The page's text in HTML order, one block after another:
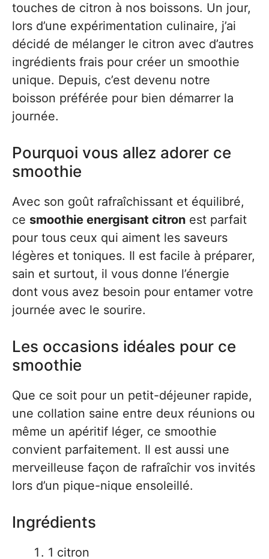
touches de citron à nos boissons. Un jour,
lors d’une expérimentation culinaire, j’ai
décidé de mélanger le citron avec d’autres
ingrédients frais pour créer un smoothie
unique. Depuis, c’est devenu notre
boisson préférée pour bien démarrer la
journée.
Pourquoi vous allez adorer ce
smoothie
Avec son goût rafraîchissant et équilibré,
ce smoothie energisant citron est parfait
pour tous ceux qui aiment les saveurs
légères et toniques. Il est facile à préparer,
sain et surtout, il vous donne l’énergie
dont vous avez besoin pour entamer votre
journée avec le sourire.
Les occasions idéales pour ce
smoothie
Que ce soit pour un petit-déjeuner rapide,
une collation saine entre deux réunions ou
même un apéritif léger, ce smoothie
convient parfaitement. Il est aussi une
merveilleuse façon de rafraîchir vos invités
lors d’un pique-nique ensoleillé.
Ingrédients
1 citron